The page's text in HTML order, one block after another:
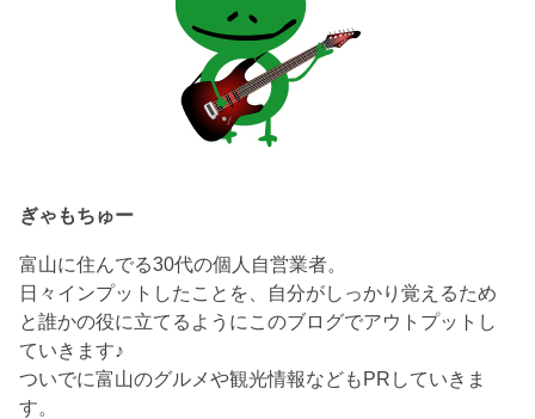
ぎゃもちゅー
富山に住んでる30代の個人自営業者。
日々インプットしたことを、自分がしっかり覚えるため
と誰かの役に立てるようにこのブログでアウトプットし
ていきます♪
ついでに富山のグルメや観光情報などもPRしていきま
す。